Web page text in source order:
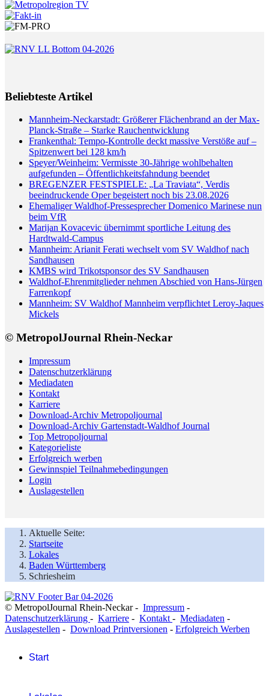
Beliebteste Artikel
Mannheim-Neckarstadt: Größerer Flächenbrand an der Max-
Planck-Straße – Starke Rauchentwicklung
Frankenthal: Tempo-Kontrolle deckt massive Verstöße auf –
Spitzenwert bei 128 km/h
Speyer/Weinheim: Vermisste 30-Jährige wohlbehalten
aufgefunden – Öffentlichkeitsfahndung beendet
BREGENZER FESTSPIELE: „La Traviata“, Verdis
beeindruckende Oper begeistert noch bis 23.08.2026
Ehemaliger Waldhof-Pressesprecher Domenico Marinese nun
beim VfR
Marijan Kovacevic übernimmt sportliche Leitung des
Hardtwald-Campus
Mannheim: Arianit Ferati wechselt vom SV Waldhof nach
Sandhausen
KMBS wird Trikotsponsor des SV Sandhausen
Waldhof-Ehrenmitglieder nehmen Abschied von Hans-Jürgen
Farrenkopf
Mannheim: SV Waldhof Mannheim verpflichtet Leroy-Jaques
Mickels
© MetropolJournal Rhein-Neckar
Impressum
Datenschutzerklärung
Mediadaten
Kontakt
Karriere
Download-Archiv Metropoljournal
Download-Archiv Gartenstadt-Waldhof Journal
Top Metropoljournal
Kategorieliste
Erfolgreich werben
Gewinnspiel Teilnahmebedingungen
Login
Auslagestellen
Aktuelle Seite:
Startseite
Lokales
Baden Württemberg
Schriesheim
© MetropolJournal Rhein-Neckar - Impressum -
Datenschutzerklärung - Karriere - Kontakt - Mediadaten -
Auslagestellen - Download Printversionen - Erfolgreich Werben
Start